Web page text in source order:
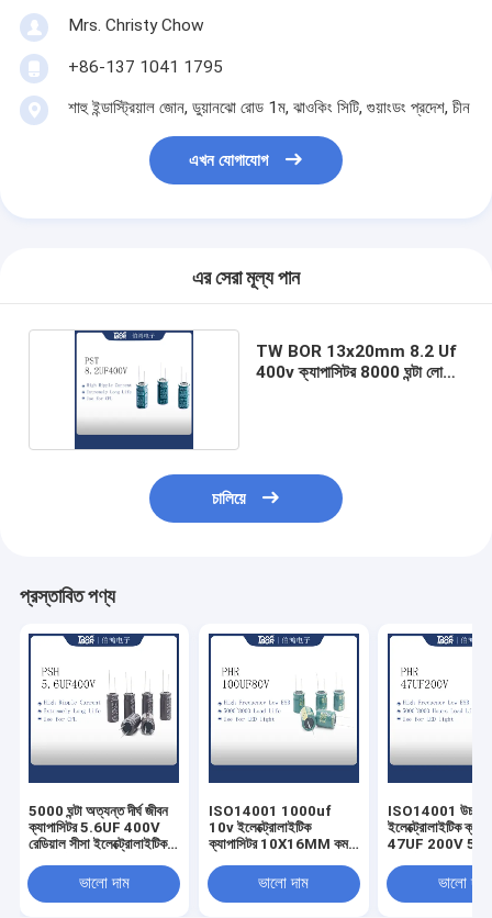
Mrs. Christy Chow
+86-137 1041 1795
শাহু ইন্ডাস্ট্রিয়াল জোন, ডুয়ানঝো রোড 1ম, ঝাওকিং সিটি, গুয়াংডং প্রদেশ, চীন
এখন যোগাযোগ
এর সেরা মূল্য পান
TW BOR 13x20mm 8.2 Uf
400v ক্যাপাসিটর 8000 ঘন্টা লোড
চালিয়ে
প্রস্তাবিত পণ্য
5000 ঘন্টা অত্যন্ত দীর্ঘ জীবন
ক্যাপাসিটর 5.6UF 400V
রেডিয়াল সীসা ইলেক্ট্রোলাইটিক
ভালো দাম
ISO14001 1000uf
10v ইলেক্ট্রোলাইটিক
ক্যাপাসিটর 10X16MM কম
ভালো দাম
ISO14001 উচ্চ
ইলেক্ট্রোলাইটিক
47UF 200V 5000
ভালো দাম